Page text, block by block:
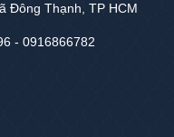
Đông Thạnh, TP HCM
- 0916866782